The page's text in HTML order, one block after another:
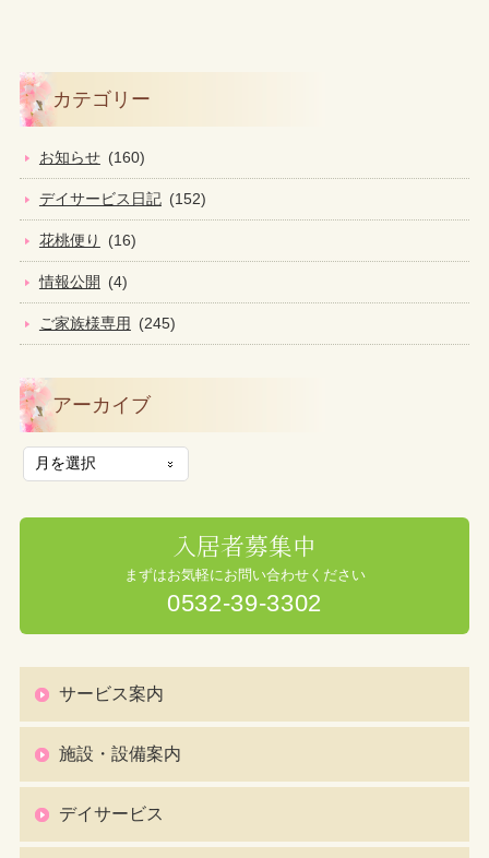
カテゴリー
お知らせ (160)
デイサービス日記 (152)
花桃便り (16)
情報公開 (4)
ご家族様専用 (245)
アーカイブ
入居者募集中
まずはお気軽にお問い合わせください
0532-39-3302
サービス案内
施設・設備案内
デイサービス